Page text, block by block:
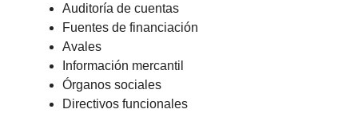
Auditoría de cuentas
Fuentes de financiación
Avales
Información mercantil
Órganos sociales
Directivos funcionales